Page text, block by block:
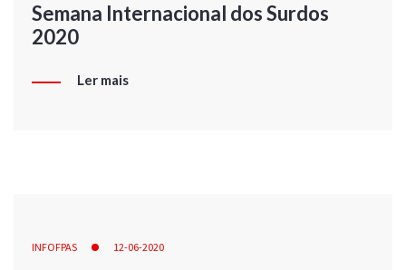
Semana Internacional dos Surdos
2020
Ler mais
INFOFPAS 12-06-2020